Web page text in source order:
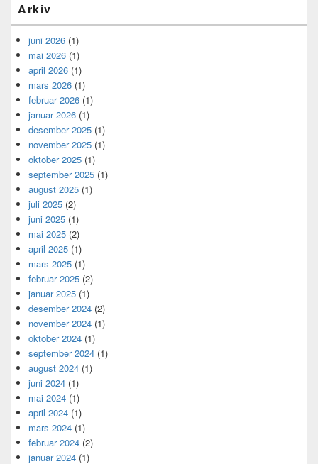
Arkiv
juni 2026 (1)
mai 2026 (1)
april 2026 (1)
mars 2026 (1)
februar 2026 (1)
januar 2026 (1)
desember 2025 (1)
november 2025 (1)
oktober 2025 (1)
september 2025 (1)
august 2025 (1)
juli 2025 (2)
juni 2025 (1)
mai 2025 (2)
april 2025 (1)
mars 2025 (1)
februar 2025 (2)
januar 2025 (1)
desember 2024 (2)
november 2024 (1)
oktober 2024 (1)
september 2024 (1)
august 2024 (1)
juni 2024 (1)
mai 2024 (1)
april 2024 (1)
mars 2024 (1)
februar 2024 (2)
januar 2024 (1)